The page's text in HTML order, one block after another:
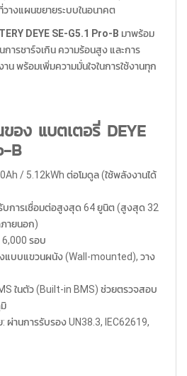
างแผนขยายระบบในอนาคต
DEYE SE-G5.1 Pro-B มาพร้อม
ารชาร์จเกิน ความร้อนสูง และการ
น พร้อมเพิ่มความมั่นใจในการใช้งานทุก
อง แบตเตอรี่ DEYE
B
/ 5.12kWh ต่อโมดูล (ใช้พลังงานได้
บการเชื่อมต่อสูงสุด 64 ยูนิต (สูงสุด 32
ายนอก)
6,000 รอบ
แบบแขวนผนัง (Wall-mounted), วาง
ในตัว (Built-in BMS) ช่วยตรวจสอบ
ผ่านการรับรอง UN38.3, IEC62619,